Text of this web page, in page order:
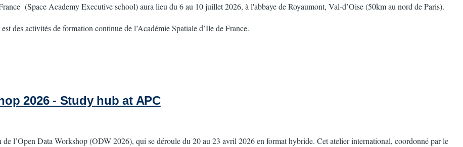
(Space Academy Executive school) aura lieu du 6 au 10 juillet 2026, à l'abbaye de Royaumont, Val-d’Oise (50km au nord de Paris).
des activités de formation continue de l’Académie Spatiale d’Ile de France.
2026 - Study hub at APC
Data Workshop (ODW 2026), qui se déroule du 20 au 23 avril 2026 en format hybride. Cet atelier international, coordonné par le